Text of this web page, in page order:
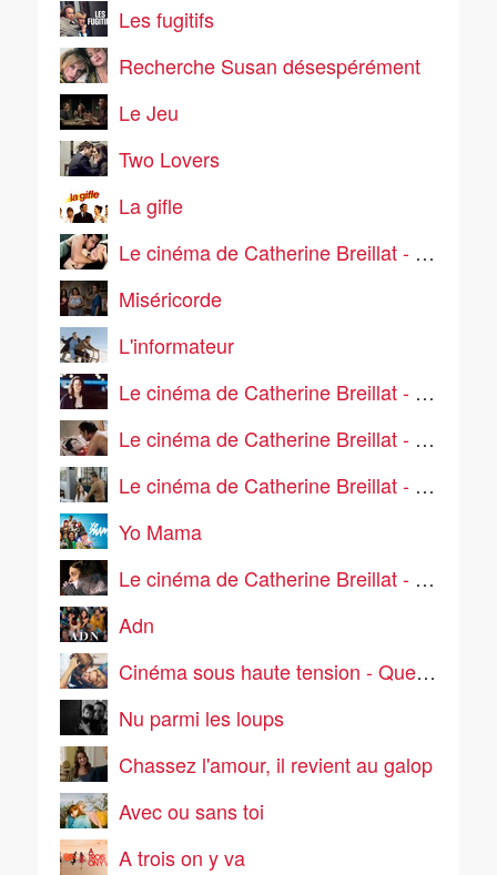
Les fugitifs
Recherche Susan désespérément
Le Jeu
Two Lovers
La gifle
Le cinéma de Catherine Breillat - Sex Is Comedy
Miséricorde
L'informateur
Le cinéma de Catherine Breillat - 36 fillette
Le cinéma de Catherine Breillat - Sale comme un ange
Le cinéma de Catherine Breillat - Abus de faiblesse
Yo Mama
Le cinéma de Catherine Breillat - Une vieille maîtresse
Adn
Cinéma sous haute tension - Que la bête meure
Nu parmi les loups
Chassez l'amour, il revient au galop
Avec ou sans toi
A trois on y va